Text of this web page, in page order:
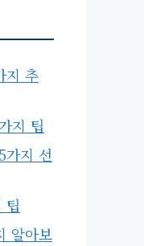
지 추
지 팁
가지 선
팁
알아보